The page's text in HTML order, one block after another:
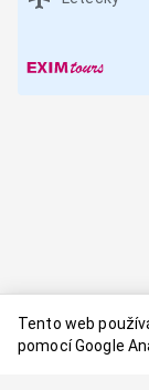
Tento web
pomocí Google